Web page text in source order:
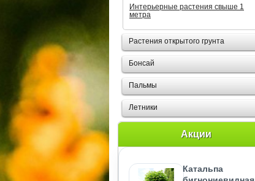
Интерьерные растения свыше 1
метра
Растения открытого грунта
Бонсай
Пальмы
Летники
Акции
Катальпа